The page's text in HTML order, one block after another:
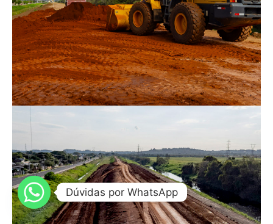
no sistema de proteção da cidade.
Veja os dados
Dique Mathias Velho
A obra consiste no fechamento do ponto de
ruptura e elevação da altura de todo o dique.
Ele protege os bairros Mathias Velho,
Harmonia e Centro.
Dúvidas por WhatsApp